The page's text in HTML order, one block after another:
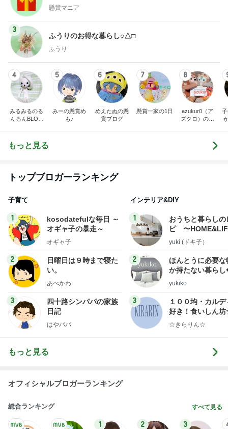
懸賞マニア
3
ふうりのお得な暮らし○△□
ふうり
4
みるみるのる
んるんBLOG
5
みーの懸賞め
も♪
6
めえたぬの懸
賞ブログ
7
懸賞一家の1日
8
azukur0（ア
ズクロ）の懸
もっと見る
トップブロガーランキング
子育て
1
kosodatefulな毎日 ～
オギャ子の暴走～
オギャ子
2
日曜日は９時まで寝た
い。
あべかわ
3
四十路シンパパの家族
日記
はやパパ
インテリア&DIY
1
おうちと暮らしの
ピ 〜
yuki (ドキ子）
2
ほんとうに必要な
か持たない暮ら
ep Life Simple◆
yukiko
3
１００均・カルデ
好き！食いしん
らりん☆のブログ
☆きらりん☆
もっと見る
オフィシャルブロガーランキング
総合ランキング すべて見る
1 2 3